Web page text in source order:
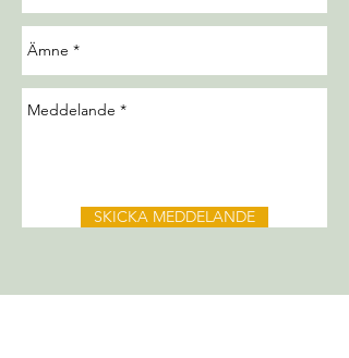
SKICKA MEDDELANDE